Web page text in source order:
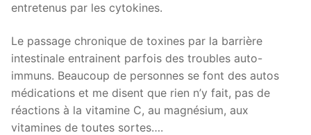
entretenus par les cytokines.
Le passage chronique de toxines par la barrière
intestinale entrainent parfois des troubles auto-
immuns. Beaucoup de personnes se font des autos
médications et me disent que rien n’y fait, pas de
réactions à la vitamine C, au magnésium, aux
vitamines de toutes sortes….